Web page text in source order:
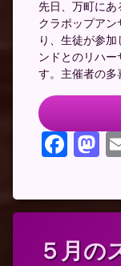
先日、万町にあ
クラポップア
り、生徒が参
ンドとのリハ
す。主催者の多
５月の